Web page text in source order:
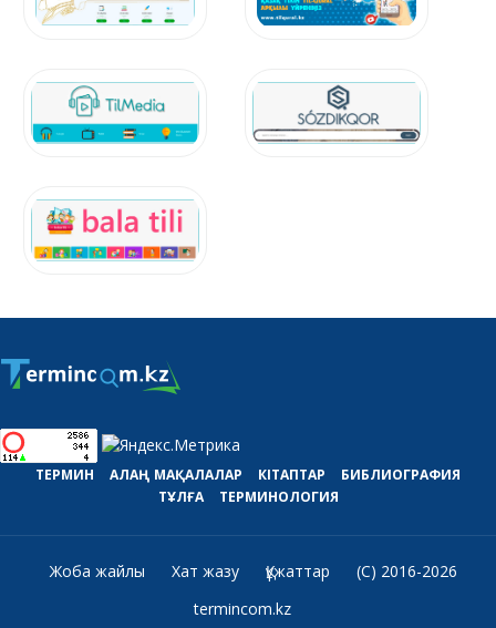
ТЕРМИН АЛАҢ МАҚАЛАЛАР КІТАПТАР
БИБЛИОГРАФИЯ
ТҰЛҒА
ТЕРМИНОЛОГИЯ
Жоба жайлы Хат жазу Құжаттар
(C) 2016-2026
termincom.kz